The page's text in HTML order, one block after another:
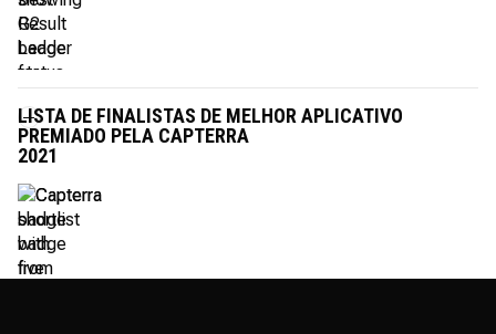
LISTA DE FINALISTAS DE MELHOR APLICATIVO
PREMIADO PELA CAPTERRA
2021